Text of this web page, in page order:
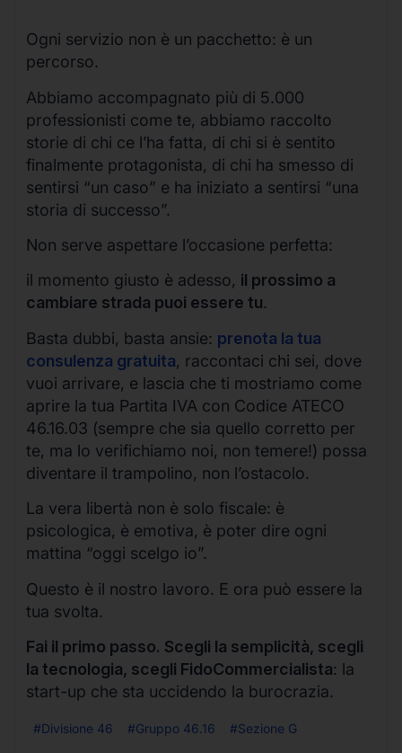
Ogni servizio non è un pacchetto: è un
percorso.
Abbiamo accompagnato più di 5.000
professionisti come te, abbiamo raccolto
storie di chi ce l’ha fatta, di chi si è sentito
finalmente protagonista, di chi ha smesso di
sentirsi “un caso” e ha iniziato a sentirsi “una
storia di successo”.
Non serve aspettare l’occasione perfetta:
il momento giusto è adesso, il prossimo a
cambiare strada puoi essere tu.
Basta dubbi, basta ansie: prenota la tua
consulenza gratuita, raccontaci chi sei, dove
vuoi arrivare, e lascia che ti mostriamo come
aprire la tua Partita IVA con Codice ATECO
46.16.03 (sempre che sia quello corretto per
te, ma lo verifichiamo noi, non temere!) possa
diventare il trampolino, non l’ostacolo.
La vera libertà non è solo fiscale: è
psicologica, è emotiva, è poter dire ogni
mattina “oggi scelgo io”.
Questo è il nostro lavoro. E ora può essere la
tua svolta.
Fai il primo passo. Scegli la semplicità, scegli
la tecnologia, scegli FidoCommercialista: la
start-up che sta uccidendo la burocrazia.
#Divisione 46 #Gruppo 46.16 #Sezione G